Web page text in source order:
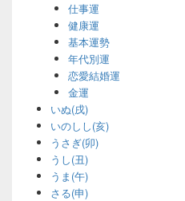
仕事運
健康運
基本運勢
年代別運
恋愛結婚運
金運
いぬ(戌)
いのしし(亥)
うさぎ(卯)
うし(丑)
うま(午)
さる(申)